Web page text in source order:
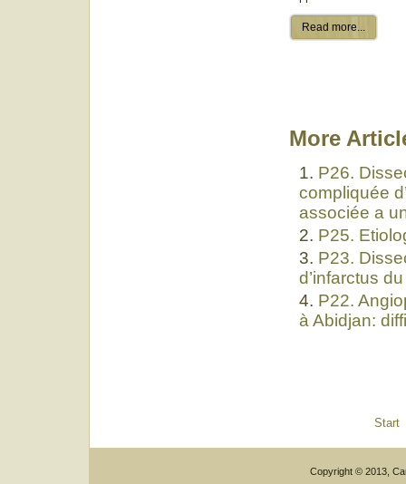
Read more...
More
P26.
compliquée
associée a
P25.
P23.
d’infarctus
P22.
à Abidjan:
Start
Copyright © 2013,